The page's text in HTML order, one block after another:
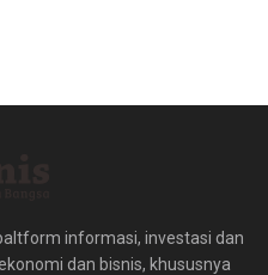
informasi, investasi dan
dan bisnis, khususnya